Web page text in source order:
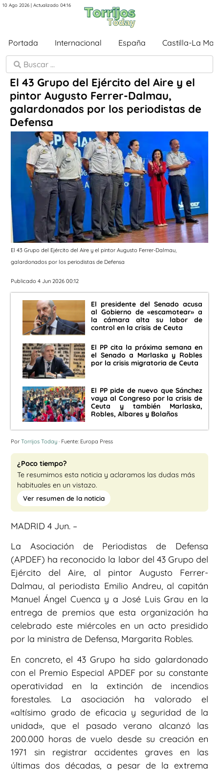
10 Ago 2026 | Actualizado 04:16
Portada Internacional España Castilla-La
El 43 Grupo del Ejército del Aire y el
pintor Augusto Ferrer-Dalmau,
galardonados por los periodistas de
Defensa
El 43 Grupo del Ejército del Aire y el pintor Augusto Ferrer-Dalmau,
galardonados por los periodistas de Defensa
Publicado 4 Jun 2026 00:12
El presidente del Senado acusa
al Gobierno de «escamotear» a
la cámara alta su labor de
control en la crisis de Ceuta
El PP cita la próxima semana en
el Senado a Marlaska y Robles
por la crisis migratoria de Ceuta
El PP pide de nuevo que Sánchez
vaya al Congreso por la crisis de
Ceuta y también Marlaska,
Robles, Albares y Bolaños
Por Torrijos Today · Fuente: Europa Press
¿Poco tiempo?
Te resumimos esta noticia y aclaramos las dudas más
habituales en un vistazo.
Ver resumen de la noticia
MADRID 4 Jun. –
La Asociación de Periodistas de Defensa
(APDEF) ha reconocido la labor del 43 Grupo del
Ejército del Aire, al pintor Augusto Ferrer-
Dalmau, al periodista Emilio Andreu, al capitán
Manuel Ángel Cuenca y a José Luis Grau en la
entrega de premios que esta organización ha
celebrado este miércoles en un acto presidido
por la ministra de Defensa, Margarita Robles.
En concreto, el 43 Grupo ha sido galardonado
con el Premio Especial APDEF por su constante
operatividad en la extinción de incendios
forestales. La asociación ha valorado el
«altísimo grado de eficacia y seguridad de la
unidad», que el pasado verano alcanzó las
200.000 horas de vuelo desde su creación en
1971 sin registrar accidentes graves en las
últimas dos décadas, a pesar de la extrema